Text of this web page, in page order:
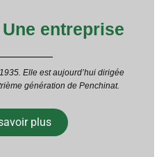
entreprise
Elle est aujourd’hui dirigée
génération de Penchinat.
plus